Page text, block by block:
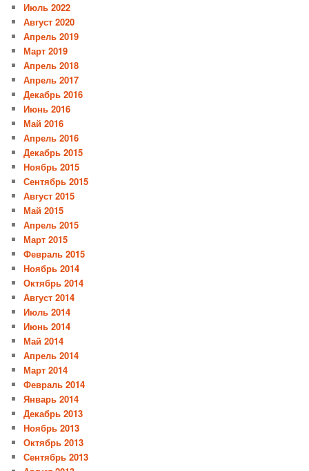
Июль 2022
Август 2020
Апрель 2019
Март 2019
Апрель 2018
Апрель 2017
Декабрь 2016
Июнь 2016
Май 2016
Апрель 2016
Декабрь 2015
Ноябрь 2015
Сентябрь 2015
Август 2015
Май 2015
Апрель 2015
Март 2015
Февраль 2015
Ноябрь 2014
Октябрь 2014
Август 2014
Июль 2014
Июнь 2014
Май 2014
Апрель 2014
Март 2014
Февраль 2014
Январь 2014
Декабрь 2013
Ноябрь 2013
Октябрь 2013
Сентябрь 2013